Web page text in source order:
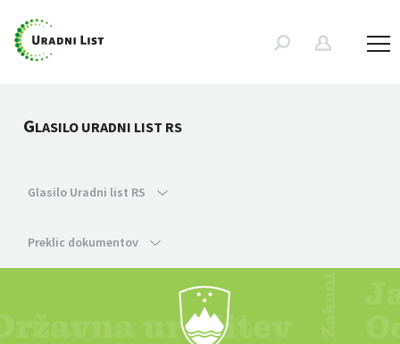
GLASILO URADNI LIST RS
Glasilo Uradni list RS
Preklic dokumentov